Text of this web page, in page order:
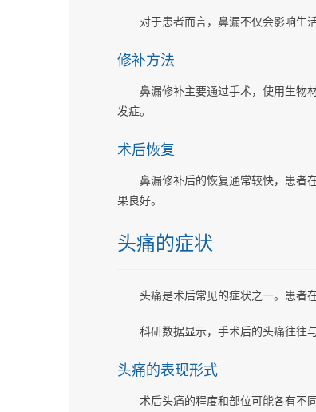
对于患者而言，鼻漏不仅会影响生
修补方法
鼻漏修补主要通过手术，使用生物
发症。
术后恢复
鼻漏修补后的恢复通常较快，患者
果良好。
头痛的症状
头痛是术后常见的症状之一。患者
科研数据显示，手术后的头痛往往
头痛的表现形式
术后头痛的程度和部位可能各有不